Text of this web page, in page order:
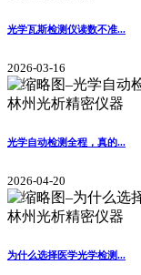
光学瓦斯检测仪读数不准...
2026-03-16
光学自动检测全程，真的...
2026-04-20
为什么选择医学光学检测...